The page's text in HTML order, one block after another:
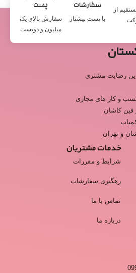
از
سفارشات
با پست پیشتاز
پست
سفارش بالای یک
میلیون و دویست
رضایت مشتری
و کار های مجازی
فین کاشان
و تهران
خدمات مشتریان
شرایط و مقررات
رهگیری سفارشات
تماس با ما
درباره ما